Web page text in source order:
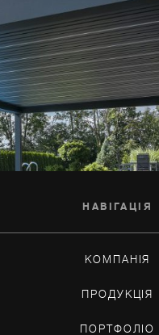
НАВIГАЦIЯ
КОМПАНІЯ
ПРОДУКЦІЯ
ПОРТФОЛІО